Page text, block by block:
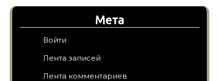
Мета
Войти
Лента записей
Лента комментариев